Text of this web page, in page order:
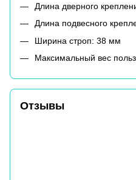
Длина дверного
Длина подвесного
Ширина строп: 38 мм
Максимальный вес
Отзывы